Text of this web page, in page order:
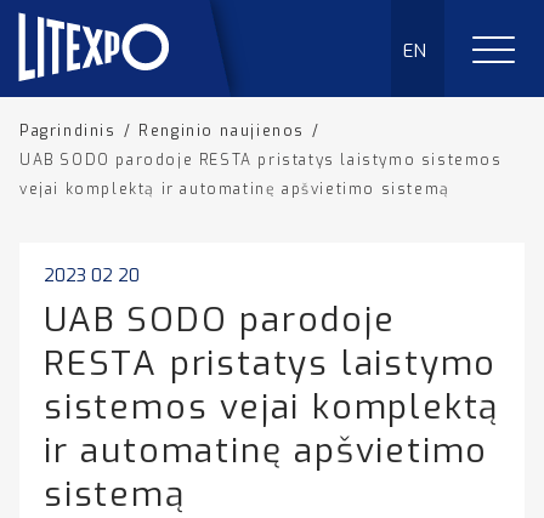
EN
Pagrindinis / Renginio naujienos /
UAB SODO parodoje RESTA pristatys laistymo sistemos
vejai komplektą ir automatinę apšvietimo sistemą
2023 02 20
UAB SODO parodoje
RESTA pristatys laistymo
sistemos vejai komplektą
ir automatinę apšvietimo
sistemą